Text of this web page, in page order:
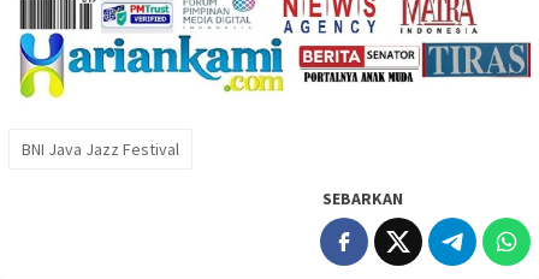
BNI Java Jazz Festival
SEBARKAN